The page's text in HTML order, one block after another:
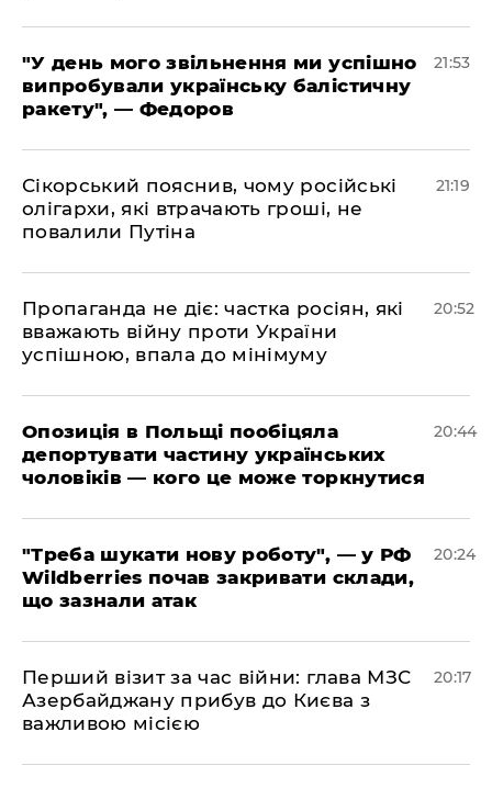
​"У день мого звільнення ми успішно
випробували українську балістичну
ракету", — Федоров
21:53
​Сікорський пояснив, чому російські
олігархи, які втрачають гроші, не
повалили Путіна
21:19
​Пропаганда не діє: частка росіян, які
вважають війну проти України
успішною, впала до мінімуму
20:52
​Опозиція в Польщі пообіцяла
депортувати частину українських
чоловіків — кого це може торкнутися
20:44
​"Треба шукати нову роботу", — у РФ
Wildberries почав закривати склади,
що зазнали атак
20:24
​Перший візит за час війни: глава МЗС
Азербайджану прибув до Києва з
важливою місією
20:17